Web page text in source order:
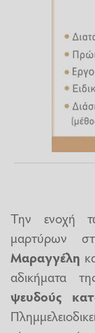
Την ενοχή
μαρτύρων
Μαραγγέλη
αδικήματα
ψευδούς